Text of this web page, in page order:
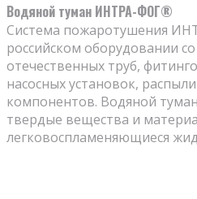
Водяной туман ИНТРА-ФОГ®
Система пожаротушения
российском оборудовании
отечественных труб,
насосных установок,
компонентов. Водяной
твердые вещества и
легковоспламеняющиеся